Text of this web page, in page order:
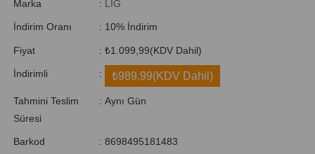
Marka : LİG
İndirim Oranı : %
10 İndirim
Fiyat : ₺1.099,99(KDV Dahil)
İndirimli : ₺989,99(KDV Dahil)
Tahmini Teslim
Süresi
: Aynı Gün
Barkod : 8698495181483